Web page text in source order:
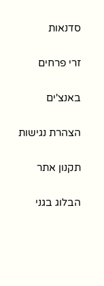
סדנאות
זרי פרחים
באנצ'ים
הצהרת נגישות
תקנון אתר
הבלוג בגני